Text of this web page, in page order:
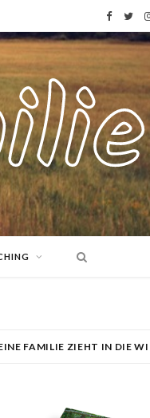
F
a
e
b
o
k
T
w
t
t
e
r
FAMILIE ZIEHT IN DIE